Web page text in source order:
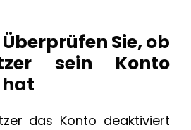
Sie, ob
sein Konto
das Konto deaktiviert